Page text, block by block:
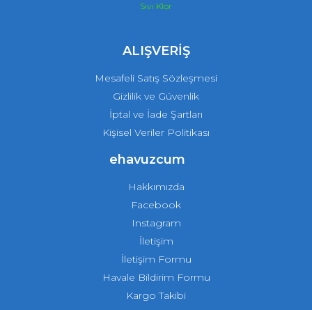
Sıvı Klor
ALIŞVERİŞ
Mesafeli Satış Sözleşmesi
Gizlilik ve Güvenlik
İptal ve İade Şartları
Kişisel Veriler Politikası
ehavuzcum
Hakkımızda
Facebook
Instagram
İletişim
İletişim Formu
Havale Bildirim Formu
Kargo Takibi